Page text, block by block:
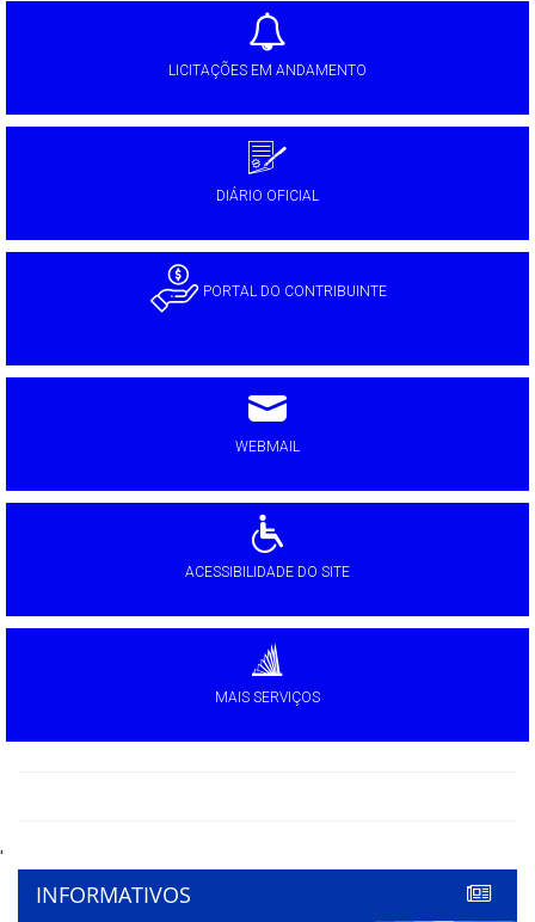
LICITAÇÕES EM ANDAMENTO
DIÁRIO OFICIAL
PORTAL DO CONTRIBUINTE
WEBMAIL
ACESSIBILIDADE DO SITE
MAIS SERVIÇOS
'
INFORMATIVOS